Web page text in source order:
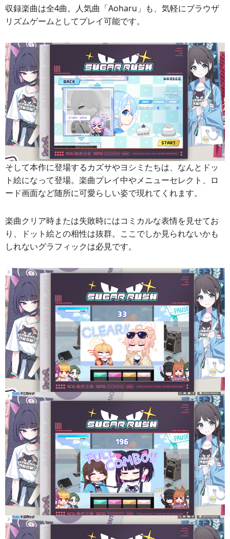
収録楽曲は全4曲。人気曲「Aoharu」も、気軽にブラウザ
リズムゲームとしてプレイ可能です。
そして本作に登場するカズサやヨシミたちは、なんとドッ
ト絵になって登場。楽曲プレイ中やメニューセレクト、ロ
ード画面など随所に可愛らしい姿で現れてくれます。
楽曲クリア時または失敗時にはコミカルな表情を見せてお
り、ドット絵との相性は抜群。ここでしか見られないかも
しれないグラフィックは必見です。